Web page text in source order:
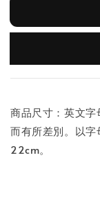
商品尺寸：英文字
而有所差別。以
22cm。